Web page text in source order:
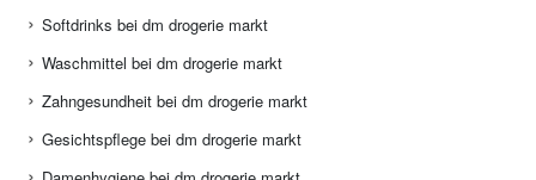
Softdrinks bei dm drogerie markt
Waschmittel bei dm drogerie markt
Zahngesundheit bei dm drogerie markt
Gesichtspflege bei dm drogerie markt